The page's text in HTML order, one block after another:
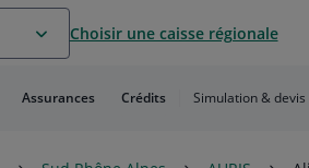
Choisir une caisse régionale
Assurances Crédits Simulation & devis